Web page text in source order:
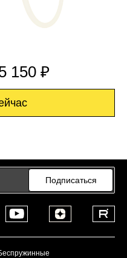
150 ₽
Подписаться